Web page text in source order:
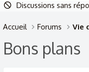
Discussions sans
Accueil Forums Vie
Bons plans